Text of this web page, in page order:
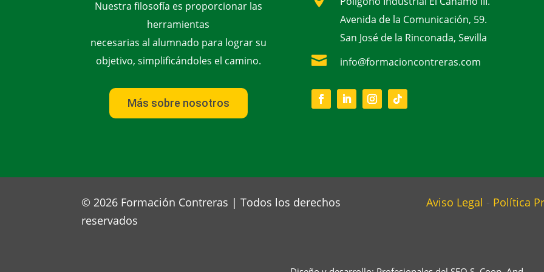
Nuestra filosofía es proporcionar las
herramientas
necesarias al alumnado para lograr su
objetivo, simplificándoles el camino.
Más sobre nosotros
Avenida de la Comunicación, 59.
San José de la Rinconada, Sevilla
 info@formacioncontreras.com
© 2026 Formación Contreras | Todos los derechos
reservados
Aviso Legal - Política